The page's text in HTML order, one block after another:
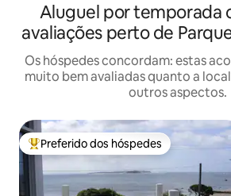
Aluguel por temporada
avaliações perto de
Os hóspedes concordam: estas
muito bem avaliadas quanto a
outros aspectos.
Entre os melhores preferidos dos
Preferido dos hóspedes